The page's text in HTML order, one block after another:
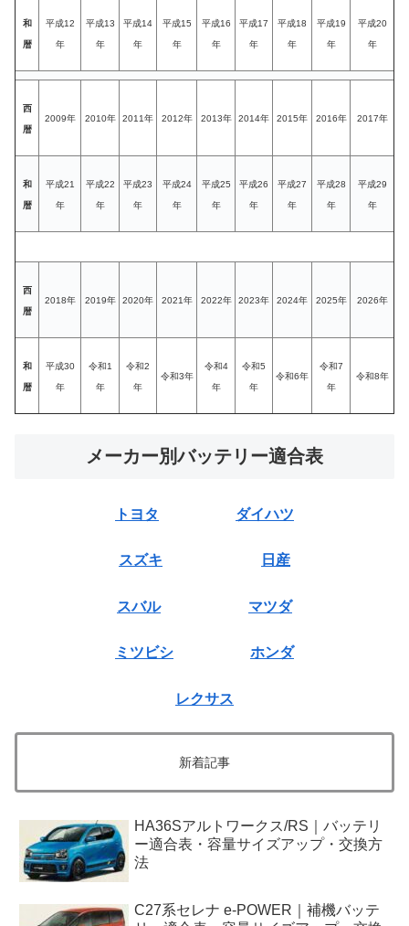
和
暦
平成12
年
平成13
年
平成14
年
平成15
年
平成16
年
平成17
年
平成18
年
平成19
年
平成20
年
西
暦
2009年 2010年 2011年 2012年 2013年 2014年 2015年 2016年 2017年
和
暦
平成21
年
平成22
年
平成23
年
平成24
年
平成25
年
平成26
年
平成27
年
平成28
年
平成29
年
西
暦
2018年 2019年 2020年 2021年 2022年 2023年 2024年 2025年 2026年
和
暦
平成30
年
令和1
年
令和2
年
令和3年
令和4
年
令和5
年
令和6年
令和7
年
令和8年
メーカー別バッテリー適合表
トヨタ ダイハツ
スズキ 日産
スバル マツダ
ミツビシ ホンダ
レクサス
新着記事
HA36Sアルトワークス/RS｜バッテリ
ー適合表・容量サイズアップ・交換方
法
C27系セレナ e-POWER｜補機バッテ